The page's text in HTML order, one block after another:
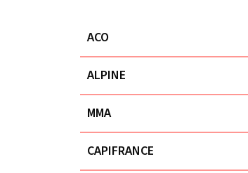
ACO
ALPINE
MMA
CAPIFRANCE